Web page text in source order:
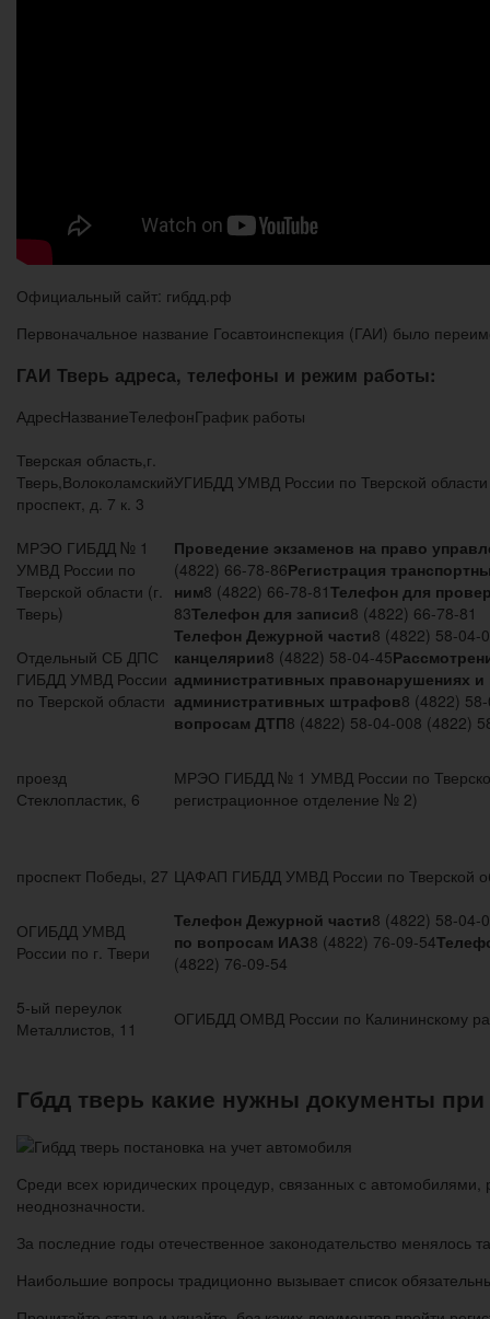
Официальный сайт: гибдд.рф
Первоначальное название Госавтоинспекция (ГАИ) было
ГАИ Тверь адреса, телефоны и режим работы:
АдресНазваниеТелефонГрафик работы
Тверская область,г.
Тверь,Волоколамский
проспект, д. 7 к. 3
УГИБДД УМВД России по Тверской области
МРЭО ГИБДД № 1
УМВД России по
Тверской области (г.
Тверь)
Проведение экзаменов на право
(4822) 66-78-86Регистрация
ним8 (4822) 66-78-81Телефон для
83Телефон для записи8 (4822) 66-78-81
Отдельный СБ ДПС
ГИБДД УМВД России
по Тверской области
Телефон Дежурной части8 (4822) 58-04-
канцелярии8 (4822) 58-04-45
административных правонарушениях и
административных штрафов8 (4822)
вопросам ДТП8 (4822) 58-04-008 (4822)
проезд
Стеклопластик, 6
МРЭО ГИБДД № 1 УМВД России по
регистрационное отделение № 2)
проспект Победы, 27 ЦАФАП ГИБДД УМВД России по Тверской
ОГИБДД УМВД
России по г. Твери
Телефон Дежурной части8 (4822) 58-04-
по вопросам ИАЗ8 (4822) 76-09-54
(4822) 76-09-54
5-ый переулок
Металлистов, 11
ОГИБДД ОМВД России по Калининскому
Гбдд тверь какие нужны документы
Среди всех юридических процедур, связанных с
неоднозначности.
За последние годы отечественное законодательство менялось
Наибольшие вопросы традиционно вызывает список